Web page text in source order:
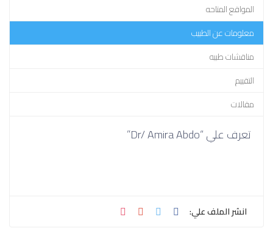
المواقع المتاحه
معلومات عن الطبيب
مناقشات طبيه
التقييم
مقالات
تعرف علي “Dr/ Amira Abdo”
انشر الملف علي: